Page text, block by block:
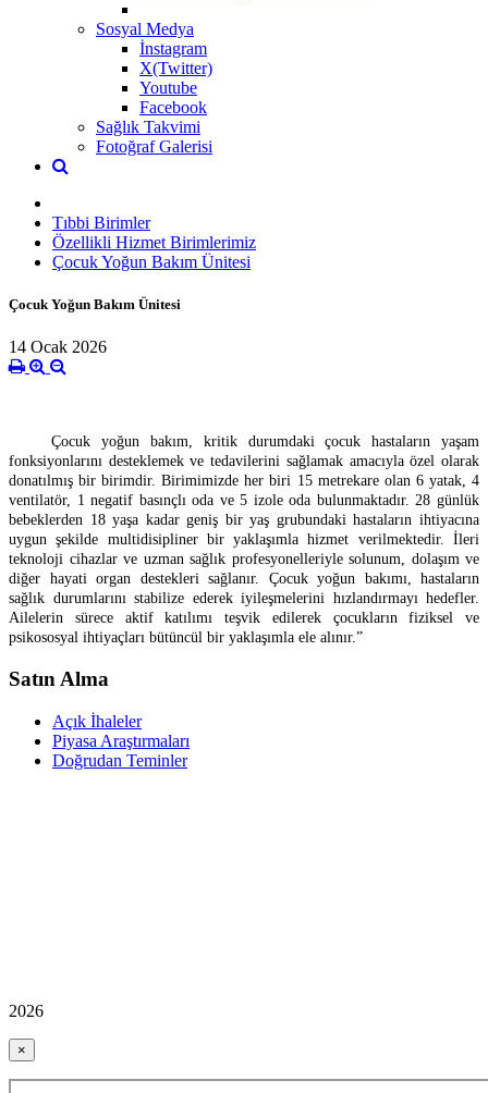
Sosyal Medya
İnstagram
X(Twitter)
Youtube
Facebook
Sağlık Takvimi
Fotoğraf Galerisi
Tıbbi Birimler
Özellikli Hizmet Birimlerimiz
Çocuk Yoğun Bakım Ünitesi
Çocuk Yoğun Bakım Ünitesi
14 Ocak 2026
Çocuk yoğun bakım, kritik durumdaki çocuk hastaların yaşam
fonksiyonlarını desteklemek ve tedavilerini sağlamak amacıyla özel olarak
donatılmış bir birimdir. Birimimizde her biri 15 metrekare olan 6 yatak, 4
ventilatör, 1 negatif basınçlı oda ve 5 izole oda bulunmaktadır. 28 günlük
bebeklerden 18 yaşa kadar geniş bir yaş grubundaki hastaların ihtiyacına
uygun şekilde multidisipliner bir yaklaşımla hizmet verilmektedir. İleri
teknoloji cihazlar ve uzman sağlık profesyonelleriyle solunum, dolaşım ve
diğer hayati organ destekleri sağlanır. Çocuk yoğun bakımı, hastaların
sağlık durumlarını stabilize ederek iyileşmelerini hızlandırmayı hedefler.
Ailelerin sürece aktif katılımı teşvik edilerek çocukların fiziksel ve
psikososyal ihtiyaçları bütüncül bir yaklaşımla ele alınır.”
Satın Alma
Açık İhaleler
Piyasa Araştırmaları
Doğrudan Teminler
2026
×